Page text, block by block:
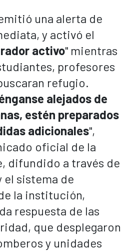
una alerta de
y activó el
activo" mientras
profesores
refugio.
alejados de
estén preparados
adicionales",
oficial de la
difundido a través de
el sistema de
la institución,
respuesta de las
que desplegaron
y unidades